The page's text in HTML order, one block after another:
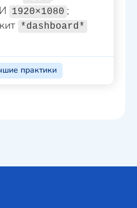
И 1920×1080 ;
*dashboard*
практики